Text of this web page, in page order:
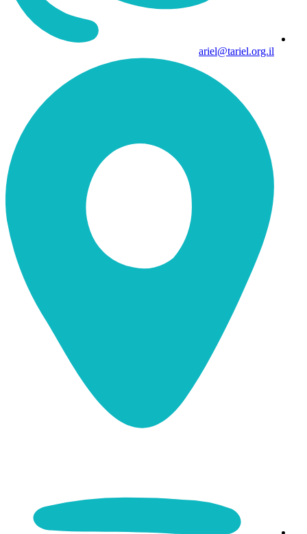
ariel@tariel.org.il